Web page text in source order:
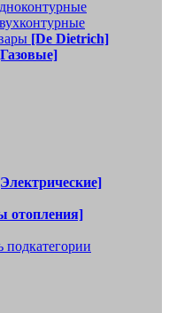
[De Dietrich]
отопления]
подкатегории